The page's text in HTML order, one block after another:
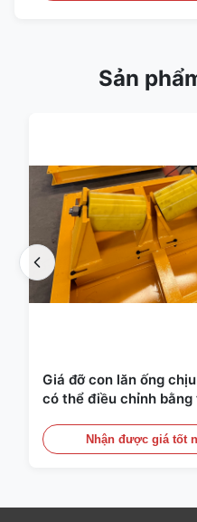
Sản
Giá đỡ con lăn ống
có thể điều chỉnh
mòn
Nhận được giá tốt